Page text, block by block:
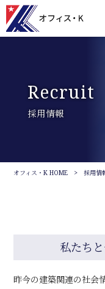
Recruit
採用情報
オフィス・K HOME > 採用情
私たち
昨今の建築関連の社会